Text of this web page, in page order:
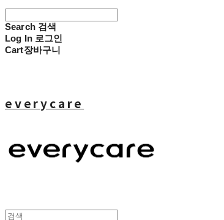
Search 검색
Log In 로그인
Cart장바구니
everycare